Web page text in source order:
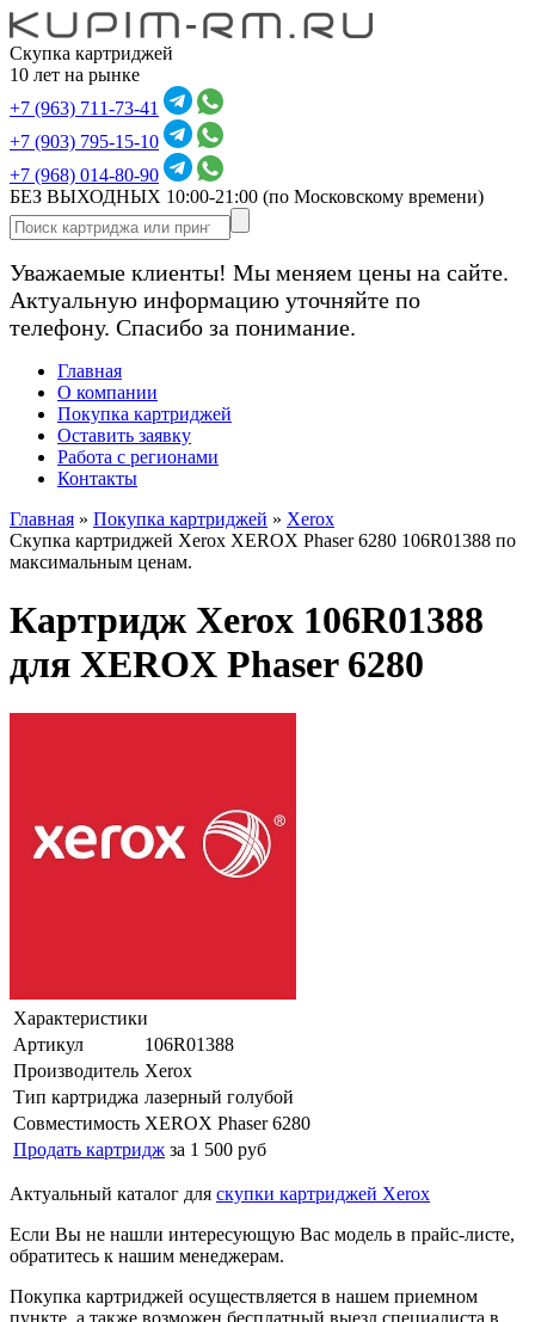
Скупка картриджей
10 лет на рынке
+7 (963) 711-73-41
+7 (903) 795-15-10
+7 (968) 014-80-90
БЕЗ ВЫХОДНЫХ 10:00-21:00 (по Московскому времени)
Уважаемые клиенты! Мы меняем цены на сайте.
Актуальную информацию уточняйте по
телефону. Спасибо за понимание.
Главная
О компании
Покупка картриджей
Оставить заявку
Работа с регионами
Контакты
Главная » Покупка картриджей » Xerox
Скупка картриджей Xerox XEROX Phaser 6280 106R01388 по
максимальным ценам.
Картридж Xerox 106R01388
для XEROX Phaser 6280
Характеристики
Артикул
106R01388
Производитель Xerox
Тип картриджа лазерный голубой
Совместимость XEROX Phaser 6280
Продать картридж за 1 500 руб
Актуальный каталог для скупки картриджей Xerox
Если Вы не нашли интересующую Вас модель в прайс-листе,
обратитесь к нашим менеджерам.
Покупка картриджей осуществляется в нашем приемном
пункте, а также возможен бесплатный выезд специалиста в